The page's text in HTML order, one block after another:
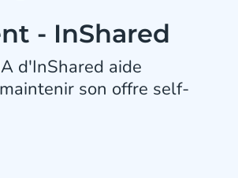
- InShared
d'InShared aide
son offre self-